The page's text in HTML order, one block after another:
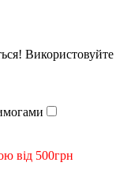
Використовуйте
від 500грн